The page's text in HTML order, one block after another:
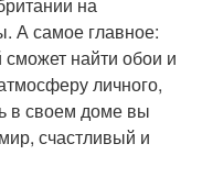
А самое главное:
найти обои и
личного,
в своем доме вы
счастливый и